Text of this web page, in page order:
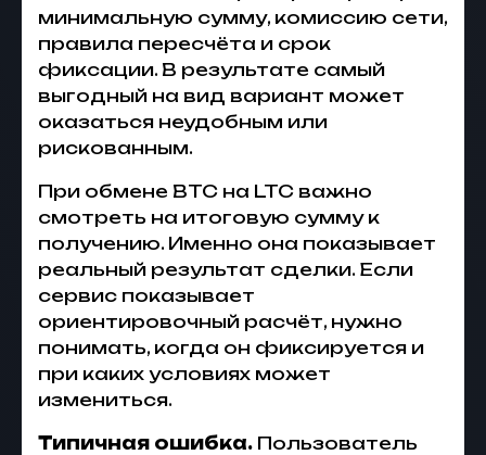
минимальную сумму, комиссию сети,
правила пересчёта и срок
фиксации. В результате самый
выгодный на вид вариант может
оказаться неудобным или
рискованным.
При обмене BTC на LTC важно
смотреть на итоговую сумму к
получению. Именно она показывает
реальный результат сделки. Если
сервис показывает
ориентировочный расчёт, нужно
понимать, когда он фиксируется и
при каких условиях может
измениться.
Типичная ошибка. Пользователь